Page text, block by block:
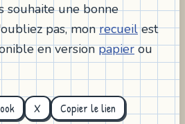
souhaite une bonne
pas, monrecueilest
en versionpapierou
X Copier le lien